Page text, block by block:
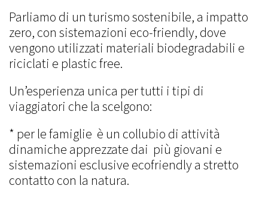
Parliamo di un turismo sostenibile, a impatto
zero, con sistemazioni eco-friendly, dove
vengono utilizzati materiali biodegradabili e
riciclati e plastic free.
Un’esperienza unica per tutti i tipi di
viaggiatori che la scelgono:
* per le famiglie è un collubio di attività
dinamiche apprezzate dai più giovani e
sistemazioni esclusive ecofriendly a stretto
contatto con la natura.